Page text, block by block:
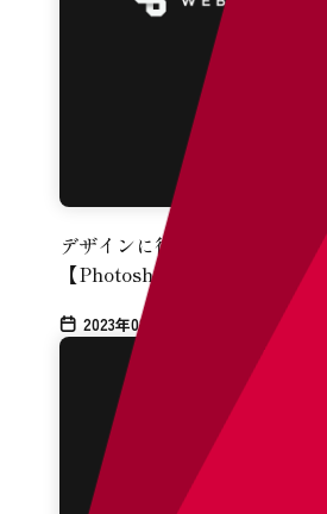
デザインに役立つX（Twitter）
【Photoshop（切り抜き）編】
2023年08月16日